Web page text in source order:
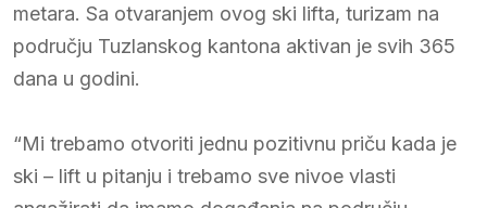
metara. Sa otvaranjem ovog ski lifta, turizam na
području Tuzlanskog kantona aktivan je svih 365
dana u godini.
“Mi trebamo otvoriti jednu pozitivnu priču kada je
ski – lift u pitanju i trebamo sve nivoe vlasti